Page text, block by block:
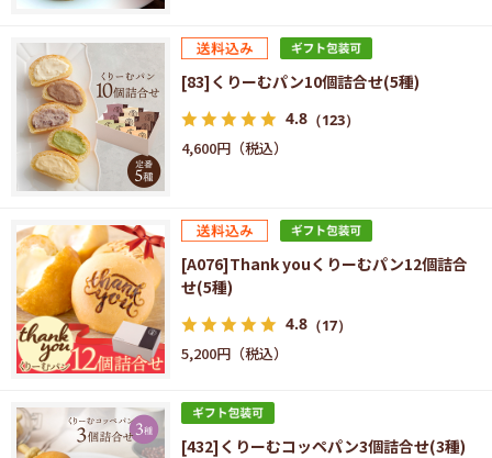
[83]くりーむパン10個詰合せ(5種)
4.8 （123）
4,600円
[A076]Thank youくりーむパン12個詰合
せ(5種)
4.8 （17）
5,200円
[432]くりーむコッペパン3個詰合せ(3種)